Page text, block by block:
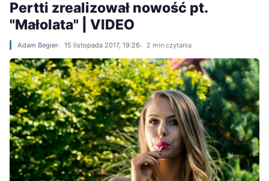
Pertti zrealizował nowość pt.
"Małolata" | VIDEO
Adam Begier 15 listopada 2017, 19:26 2 min czytania